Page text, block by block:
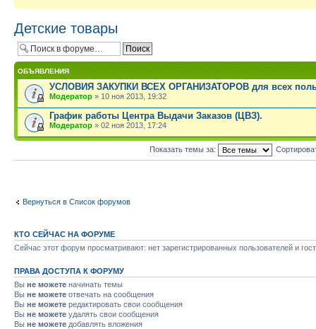
Детские товары
ОБЪЯВЛЕНИЯ
УСЛОВИЯ ЗАКУПКИ ВСЕХ ОРГАНИЗАТОРОВ для всех
Модератор » 10 ноя 2013, 19:32
График работы Центра Выдачи Заказов (ЦВЗ).
Модератор » 02 ноя 2013, 17:24
Показать темы за:
Вернуться в Список форумов
КТО СЕЙЧАС НА ФОРУМЕ
Сейчас этот форум просматривают: нет зарегистрированных пользователей и
ПРАВА ДОСТУПА К ФОРУМУ
Вы не можете начинать темы
Вы не можете отвечать на сообщения
Вы не можете редактировать свои сообщения
Вы не можете удалять свои сообщения
Вы не можете добавлять вложения